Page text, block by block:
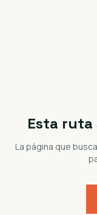
Esta
La página que